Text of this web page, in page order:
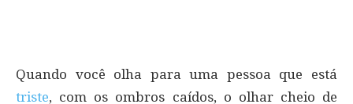
Quando você olha para uma pessoa que está
triste, com os ombros caídos, o olhar cheio de